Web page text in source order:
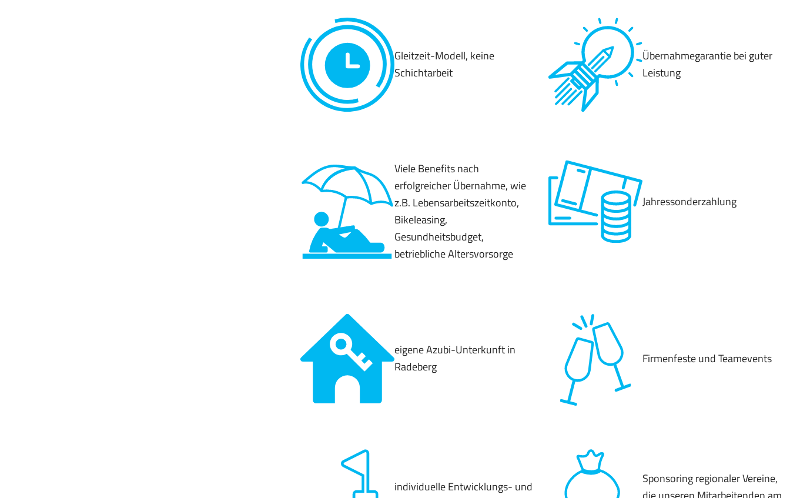
Gleitzeit-Modell, keine
Schichtarbeit
Übernahmegarantie bei guter
Leistung
Viele Benefits nach
erfolgreicher Übernahme, wie
z.B. Lebensarbeitszeitkonto,
Bikeleasing,
Gesundheitsbudget,
betriebliche Altersvorsorge
Jahressonderzahlung
eigene Azubi-Unterkunft in
Radeberg
Firmenfeste und Teamevents
individuelle Entwicklungs- und
Sponsoring regionaler Vereine,